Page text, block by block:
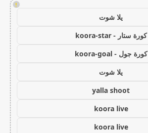
!
يلا شوت
كورة ستار - koora-star
كورة جول - koora-goal
يلا شوت
yalla shoot
koora live
koora live